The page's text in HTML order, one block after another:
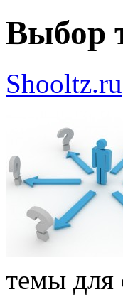
Выбор
Shooltz.ru
темы для